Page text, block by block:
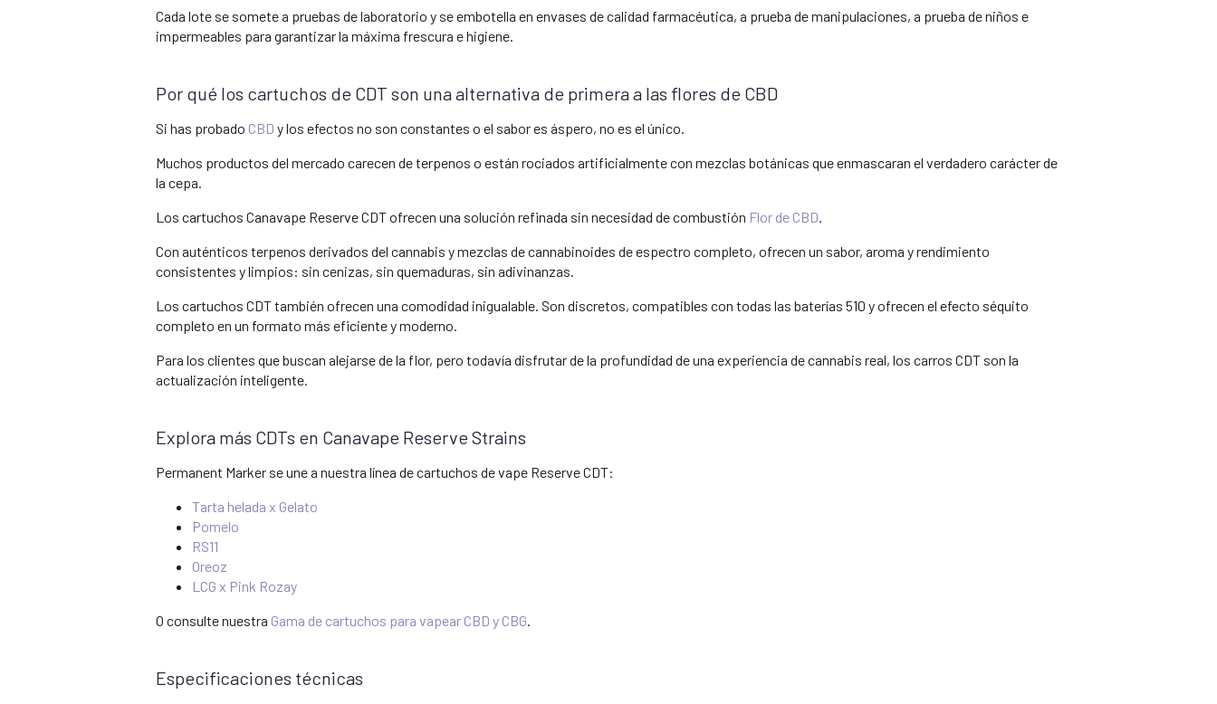
Cada lote se somete a pruebas de laboratorio y se embotella en envases de calidad farmacéutica, a prueba de manipulaciones, a prueba de niños e
impermeables para garantizar la máxima frescura e higiene.
Por qué los cartuchos de CDT son una alternativa de primera a las flores de CBD
Si has probado CBD y los efectos no son constantes o el sabor es áspero, no es el único.
Muchos productos del mercado carecen de terpenos o están rociados artificialmente con mezclas botánicas que enmascaran el verdadero carácter de
la cepa.
Los cartuchos Canavape Reserve CDT ofrecen una solución refinada sin necesidad de combustión Flor de CBD
Con auténticos terpenos derivados del cannabis y mezclas de cannabinoides de espectro completo, ofrecen un sabor, aroma y rendimiento
consistentes y limpios: sin cenizas, sin quemaduras, sin adivinanzas.
Los cartuchos CDT también ofrecen una comodidad inigualable. Son discretos, compatibles con todas las baterías 510 y ofrecen el efecto séquito
completo en un formato más eficiente y moderno.
Para los clientes que buscan alejarse de la flor, pero todavía disfrutar de la profundidad de una experiencia de cannabis real, los carros CDT son la
actualización inteligente.
Explora más CDTs en Canavape Reserve Strains
Permanent Marker se une a nuestra línea de cartuchos de vape Reserve CDT:
Tarta helada x Gelato
Pomelo
RS11
Oreoz
LCG x Pink Rozay
O consulte nuestra Gama de cartuchos para vapear CBD y CBG
Especificaciones técnicas